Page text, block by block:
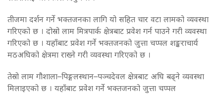
तीजमा दर्शन गर्ने भक्तजनका लागि यो सहित चार वटा लामको व्यवस्था
गरिएको छ । दोस्रो लाम मित्रपार्क क्षेत्रबाट प्रवेश गर्न पाउने गरी व्यवस्था
गरिएको छ । यहाँबाट प्रवेश गर्ने भक्तजनको जुत्ता चप्पल शङ्कराचार्य
मठअघिको क्षेत्रमा राख्ने गरी व्यवस्था गरिएको छ ।
तेस्रो लाम गौशाला–पिङ्गलस्थान–पञ्चदेवल क्षेत्रबाट अघि बढ्ने व्यवस्था
मिलाइएको छ । यहाँबाट प्रवेश गर्ने भक्तजनको जुत्ता चप्पल